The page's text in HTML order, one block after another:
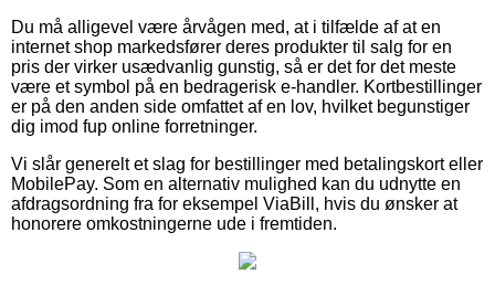
Du må alligevel være årvågen med, at i tilfælde af at en
internet shop markedsfører deres produkter til salg for en
pris der virker usædvanlig gunstig, så er det for det meste
være et symbol på en bedragerisk e-handler. Kortbestillinger
er på den anden side omfattet af en lov, hvilket begunstiger
dig imod fup online forretninger.
Vi slår generelt et slag for bestillinger med betalingskort eller
MobilePay. Som en alternativ mulighed kan du udnytte en
afdragsordning fra for eksempel ViaBill, hvis du ønsker at
honorere omkostningerne ude i fremtiden.